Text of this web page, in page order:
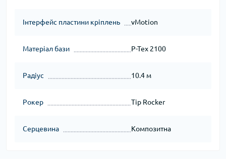
Інтерфейс пластини кріплень vMotion
Матеріал бази P-Tex 2100
Радіус 10.4 м
Рокер Tip Rocker
Серцевина Композитна